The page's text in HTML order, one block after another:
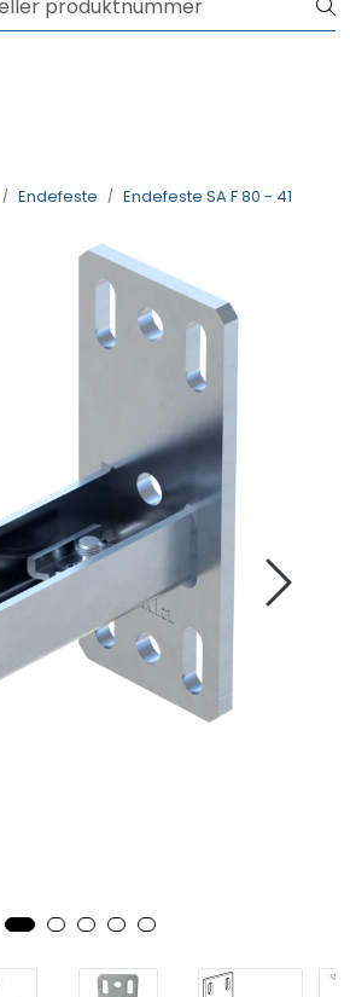
NYHET! 150 nye varer
Endefeste Endefeste SA F 80 - 41